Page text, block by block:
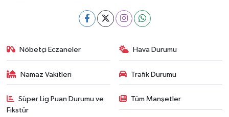
Nöbetçi Eczaneler Hava Durumu
Namaz Vakitleri Trafik Durumu
Süper Lig Puan Durumu ve
Fikstür
Tüm Manşetler